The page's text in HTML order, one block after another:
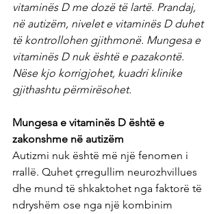
vitaminës D me dozë të lartë. Prandaj,
në autizëm, nivelet e vitaminës D duhet
të kontrollohen gjithmonë. Mungesa e
vitaminës D nuk është e pazakontë.
Nëse kjo korrigjohet, kuadri klinike
gjithashtu përmirësohet.
Mungesa e vitaminës D është e
zakonshme në autizëm
Autizmi nuk është më një fenomen i
rrallë. Quhet çrregullim neurozhvillues
dhe mund të shkaktohet nga faktorë të
ndryshëm ose nga një kombinim